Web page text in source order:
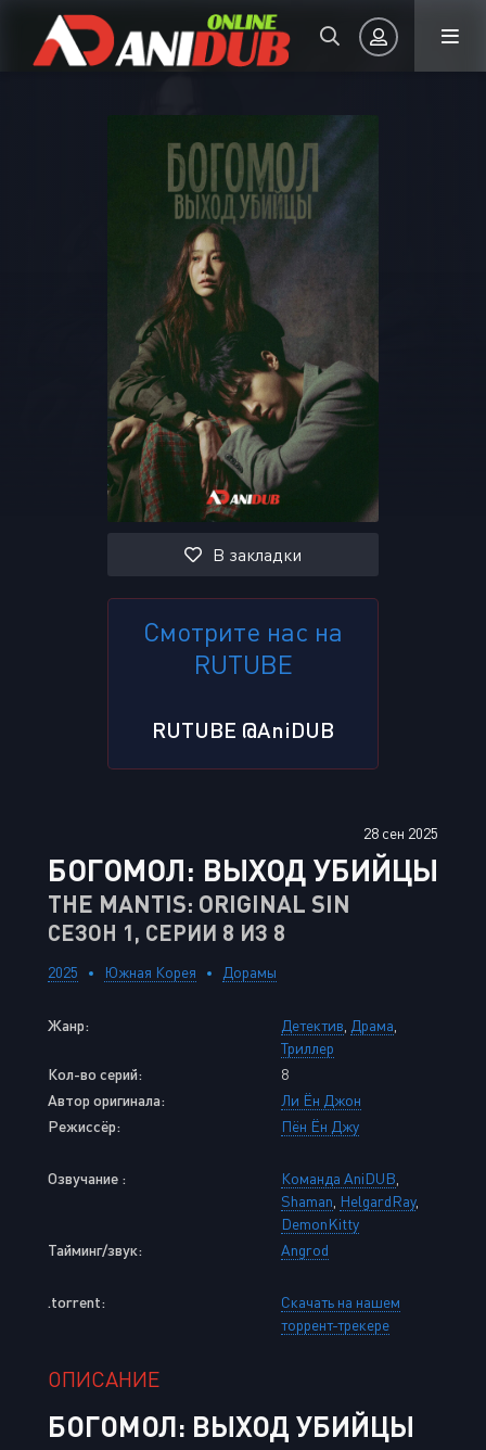
ВОЙТИ НА САЙТ
Регистрация Восстановить пароль
Или войти через
В закладки
Смотрите нас на
RUTUBE
RUTUBE @AniDUB
28 сен 2025
БОГОМОЛ: ВЫХОД УБИЙЦЫ
THE MANTIS: ORIGINAL SIN
СЕЗОН 1, СЕРИИ 8 ИЗ 8
2025 Южная Корея Дорамы
Жанр: Детектив Драма
Триллер
Кол-во серий:
8
Автор оригинала:
Ли Ён Джон
Режиссёр:
Пён Ён Джу
Озвучание : Команда AniDUB
Shaman HelgardRay,
DemonKitty
Тайминг/звук:
Angrod
.torrent:
Скачать на нашем
торрент-трекере
ОПИСАНИЕ
БОГОМОЛ: ВЫХОД УБИЙЦЫ